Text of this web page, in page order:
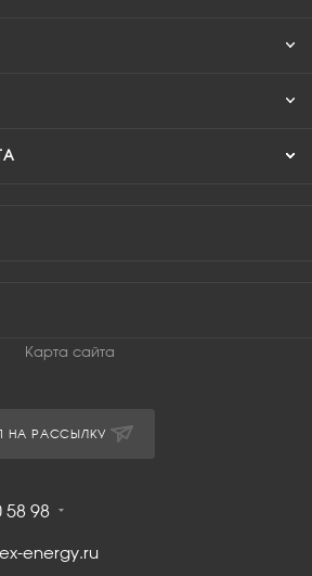
Карта сайта
НА РАССЫЛКУ
58 98
energy.ru